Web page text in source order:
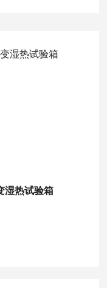
湿热试验箱